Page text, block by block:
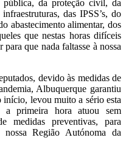
pública, da proteção civil, da
das IPSS’s, do
abastecimento alimentar, dos
que nestas horas difíceis
que nada faltasse à nossa
devido às medidas de
Albuquerque garantiu
levou muito a sério esta
a primeira hora atuou sem
medidas preventivas, para
Região Autónoma da